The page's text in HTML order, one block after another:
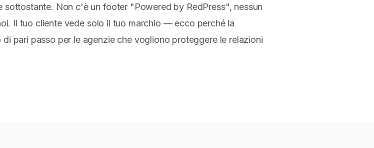
sottostante. Non c'è un footer "Powered by RedPress", nessun
Il tuo cliente vede solo il tuo marchio — ecco perché la
pari passo per le agenzie che vogliono proteggere le relazioni